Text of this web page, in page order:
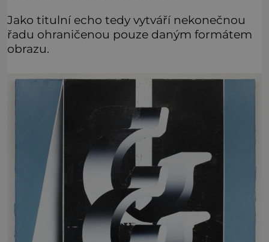
Jako titulní echo tedy vytváří nekonečnou
řadu ohraničenou pouze daným formátem
obrazu.